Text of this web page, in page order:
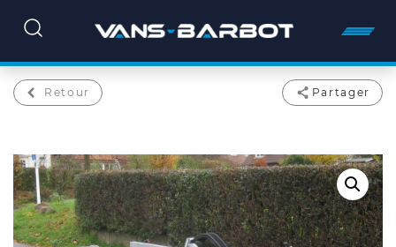
Retour Partager